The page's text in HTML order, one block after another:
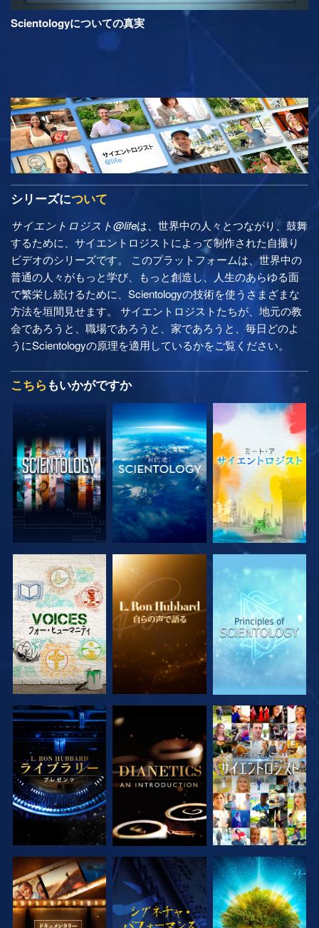
Scientologyについての真実
シリーズについて
サイエントロジスト@lifeは、世界中の人々とつながり、鼓舞
するために、サイエントロジストによって制作された自撮り
ビデオのシリーズです。 このプラットフォームは、世界中の
普通の人々がもっと学び、もっと創造し、人生のあらゆる面
で繁栄し続けるために、Scientologyの技術を使うさまざまな
方法を垣間見せます。 サイエントロジストたちが、地元の教
会であろうと、職場であろうと、家であろうと、毎日どのよ
うにScientologyの原理を適用しているかをご覧ください。
こちら もいかがですか
シリーズを探求 シリーズを探求 シリーズを探求
シリーズを探求 シリーズを探求 観る
シリーズを探求 観る シリーズを探求